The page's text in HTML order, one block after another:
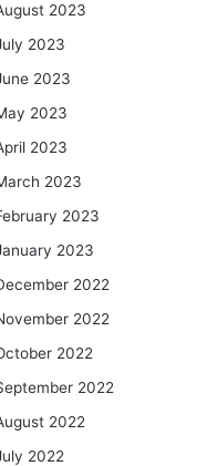
2023
2023
2023
2023
2023
2023
2023
2023
2022
2022
2022
2022
2022
2022